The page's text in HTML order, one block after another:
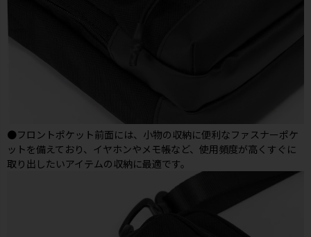
●フロントポケット前面には、小物の収納に便利なファスナーポケ
ットを備えており、イヤホンやメモ帳など、使用頻度が高くすぐに
取り出したいアイテムの収納に最適です。